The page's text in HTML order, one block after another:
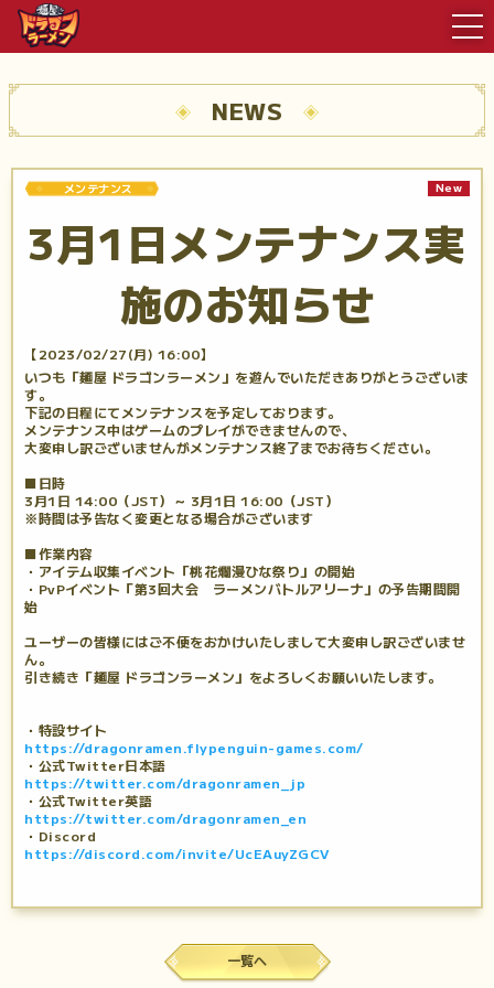
NEWS
メンテナンス New
3月1日メンテナンス実
施のお知らせ
【2023/02/27(月) 16:00】
いつも「麺屋 ドラゴンラーメン」を遊んでいただきありがとうございま
す。
下記の日程にてメンテナンスを予定しております。
メンテナンス中はゲームのプレイができませんので、
大変申し訳ございませんがメンテナンス終了までお待ちください。
■日時
3月1日 14:00（JST）～ 3月1日 16:00（JST）
※時間は予告なく変更となる場合がございます
■作業内容
・アイテム収集イベント「桃花爛漫ひな祭り」の開始
・PvPイベント「第3回大会 ラーメンバトルアリーナ」の予告期間開
始
ユーザーの皆様にはご不便をおかけいたしまして大変申し訳ございませ
ん。
引き続き「麺屋 ドラゴンラーメン」をよろしくお願いいたします。
・特設サイト
https://dragonramen.flypenguin-games.com/
・公式Twitter日本語
https://twitter.com/dragonramen_jp
・公式Twitter英語
https://twitter.com/dragonramen_en
・Discord
https://discord.com/invite/UcEAuyZGCV
一覧へ